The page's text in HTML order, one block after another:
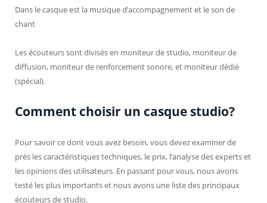
Dans le casque est la musique d’accompagnement et le son de
chant
Les écouteurs sont divisés en moniteur de studio, moniteur de
diffusion, moniteur de renforcement sonore, et moniteur dédié
(spécial).
Comment choisir un casque studio?
Pour savoir ce dont vous avez besoin, vous devez examiner de
près les caractéristiques techniques, le prix, l’analyse des experts et
les opinions des utilisateurs. En passant pour vous, nous avons
testé les plus importants et nous avons une liste des principaux
écouteurs de studio.